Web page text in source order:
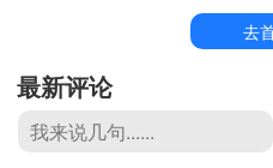
Jackery电小二主要解决离网
影、移动办公等。产品在容
去
最新评论